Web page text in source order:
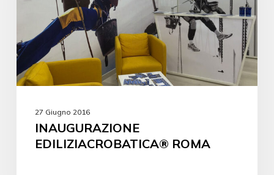
27 Giugno 2016
INAUGURAZIONE
EDILIZIACROBATICA® ROMA